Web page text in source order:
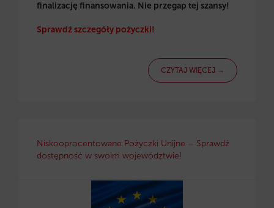
finalizację finansowania. Nie przegap tej szansy!
Sprawdź szczegóły pożyczki!
CZYTAJ WIĘCEJ →
Niskooprocentowane Pożyczki Unijne – Sprawdź
dostępność w swoim województwie!